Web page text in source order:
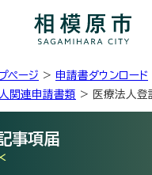
ページ > 申請書ダウンロード
関連申請書類 > 医療法人登
事項届